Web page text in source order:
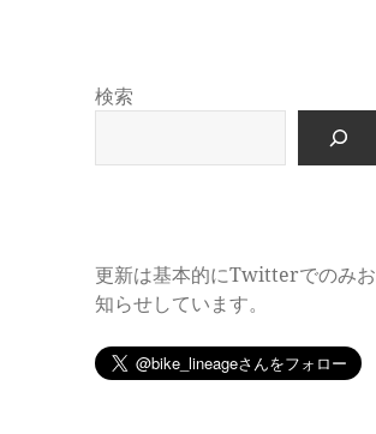
検索
更新は基本的にTwitterでのみお
知らせしています。